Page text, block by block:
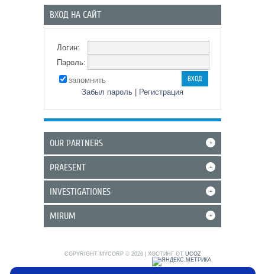
ВХОД НА САЙТ
Логин:
Пароль:
запомнить
Забыл пароль | Регистрация
OUR PARTNERS +
PRAESENT +
INVESTIGATIONES +
MIRUM +
COPYRIGHT MYCORP © 2026| ХОСТИНГ ОТ UCOZ